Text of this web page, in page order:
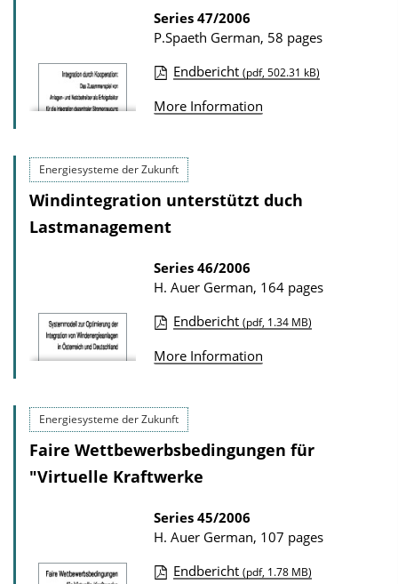
o
n
D
w
l
o
a
d
s
Series 47/2006
P.Spaeth German, 58 pages
u
l
i
t
i
o
D
w
a
d
s
Endbericht (pdf, 502.31 kB)
More Information
Energiesysteme der Zukunft
Windintegration unterstützt duch
Lastmanagement
Series 46/2006
H. Auer German, 164 pages
u
l
i
t
i
o
Endbericht (pdf, 1.34 MB)
More Information
Energiesysteme der Zukunft
Faire Wettbewerbsbedingungen für
"Virtuelle Kraftwerke
Series 45/2006
H. Auer German, 107 pages
Endbericht (pdf, 1.78 MB)